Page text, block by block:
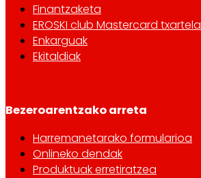
Finantzaketa
EROSKI club Mastercard txartela
Enkarguak
Ekitaldiak
Bezeroarentzako arreta
Harremanetarako formularioa
Onlineko dendak
Produktuak erretiratzea